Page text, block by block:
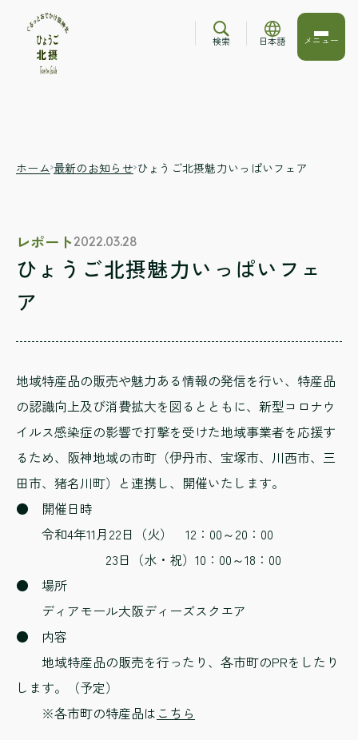
検索 日本語 メニュー
ホーム 最新のお知らせ ひょうご北摂魅力いっぱいフェア
レポート2022.03.28
ひょうご北摂魅力いっぱいフェ
ア
地域特産品の販売や魅力ある情報の発信を行い、特産品
の認識向上及び消費拡大を図るとともに、新型コロナウ
イルス感染症の影響で打撃を受けた地域事業者を応援す
るため、阪神地域の市町（伊丹市、宝塚市、川西市、三
田市、猪名川町）と連携し、開催いたします。
● 開催日時
令和4年11月22日（火） 12：00～20：00
23日（水・祝）10：00～18：00
● 場所
ディアモール大阪ディーズスクエア
● 内容
地域特産品の販売を行ったり、各市町のPRをしたり
します。（予定）
※各市町の特産品は こちら